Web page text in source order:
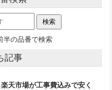
の品番で検索
記事
天市場が工事費込みで安く